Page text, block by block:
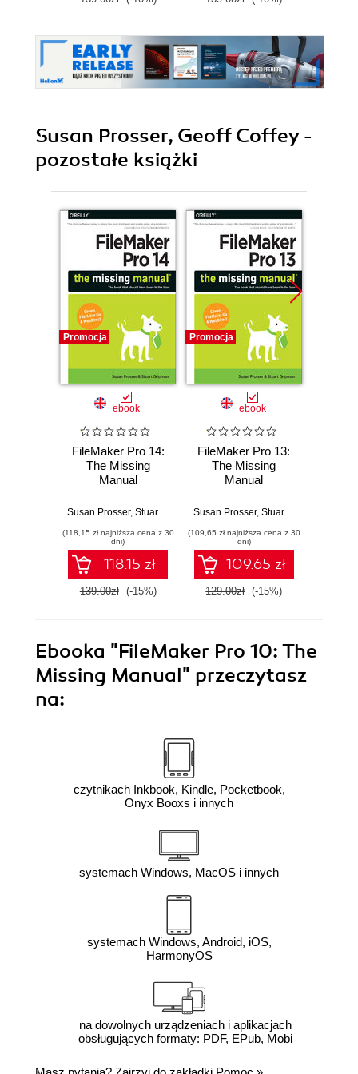
Platform
Susan Prosser, Geoff Coffey -
pozostałe książki
Promocja
ebook
FileMaker Pro 14:
The Missing
Manual
Susan Prosser, Stuart Gripman
(118,15 zł najniższa cena z 30
dni)
118.15 zł
139.00zł (-15%)
Promocja
ebook
FileMaker Pro 13:
The Missing
Manual
Susan Prosser, Stuart Gripman
(109,65 zł najniższa cena z 30
dni)
109.65 zł
129.00zł (-15%)
Ebooka "FileMaker Pro 10: The
Missing Manual" przeczytasz
na:
czytnikach Inkbook, Kindle, Pocketbook,
Onyx Booxs i innych
systemach Windows, MacOS i innych
systemach Windows, Android, iOS,
HarmonyOS
na dowolnych urządzeniach i aplikacjach
obsługujących formaty: PDF, EPub, Mobi